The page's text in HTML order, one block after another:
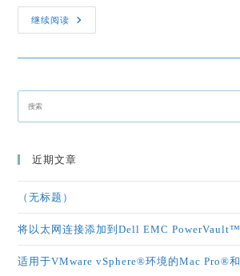
继续阅读
近期文章
（无标题）
将以太网连接添加到Dell EMC
适用于VMware vSphere®环境的Mac Pro®